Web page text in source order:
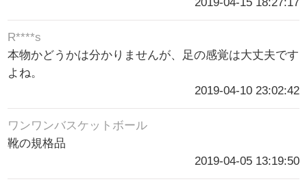
R****s
本物かどうかは分かりませんが、足の感覚は大丈夫です
よね。
2019-04-10 23:02:42
ワンワンバスケットボール
靴の規格品
2019-04-05 13:19:50